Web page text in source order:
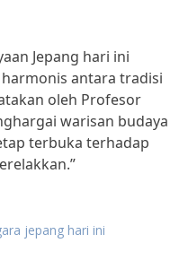
Jepang hari ini
antara tradisi
oleh Profesor
warisan budaya
terbuka terhadap
jepang hari ini